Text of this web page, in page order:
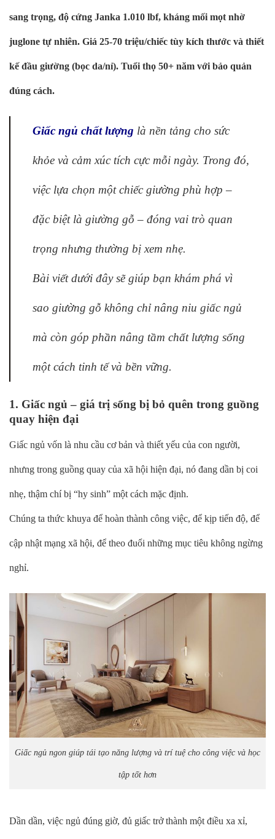
sang trọng, độ cứng Janka 1.010 lbf, kháng mối mọt nhờ
juglone tự nhiên. Giá 25-70 triệu/chiếc tùy kích thước và thiết
kế đầu giường (bọc da/nỉ). Tuổi thọ 50+ năm với bảo quản
đúng cách.
Giấc ngủ chất lượng là nền tảng cho sức
khỏe và cảm xúc tích cực mỗi ngày. Trong đó,
việc lựa chọn một chiếc giường phù hợp –
đặc biệt là giường gỗ – đóng vai trò quan
trọng nhưng thường bị xem nhẹ.
Bài viết dưới đây sẽ giúp bạn khám phá vì
sao giường gỗ không chỉ nâng niu giấc ngủ
mà còn góp phần nâng tầm chất lượng sống
một cách tinh tế và bền vững.
1. Giấc ngủ – giá trị sống bị bỏ quên trong guồng
quay hiện đại
Giấc ngủ vốn là nhu cầu cơ bản và thiết yếu của con người,
nhưng trong guồng quay của xã hội hiện đại, nó đang dần bị coi
nhẹ, thậm chí bị “hy sinh” một cách mặc định.
Chúng ta thức khuya để hoàn thành công việc, để kịp tiến độ, để
cập nhật mạng xã hội, để theo đuổi những mục tiêu không ngừng
nghỉ.
Giấc ngủ ngon giúp tái tạo năng lượng và trí tuệ cho công việc và học
tập tốt hơn
Dần dần, việc ngủ đúng giờ, đủ giấc trở thành một điều xa xỉ,